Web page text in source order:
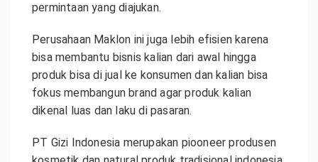
permintaan yang diajukan.
Perusahaan Maklon ini juga lebih efisien karena
bisa membantu bisnis kalian dari awal hingga
produk bisa di jual ke konsumen dan kalian bisa
fokus membangun brand agar produk kalian
dikenal luas dan laku di pasaran.
PT Gizi Indonesia merupakan piooneer produsen